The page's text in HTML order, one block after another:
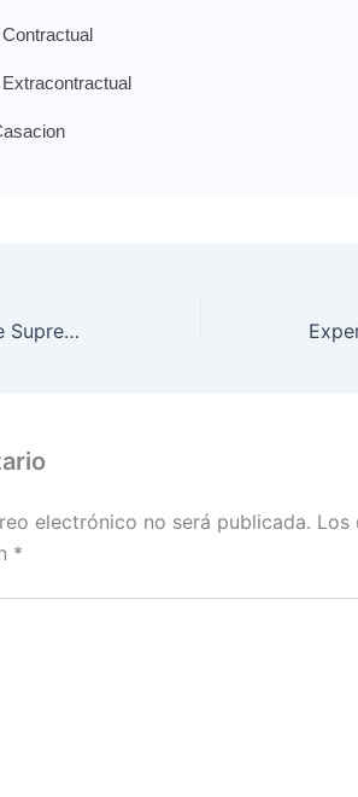
Lista convocatoria Corte Suprema de Justicia Colombia MAIKEL NISIMBLAT
electrónico no será publicada. Los
*